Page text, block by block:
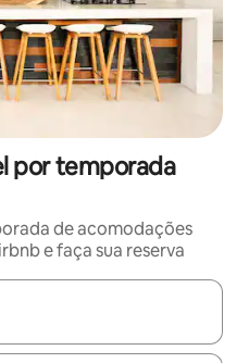
por temporada
de acomodações
e faça sua reserva
disponíveis, explore-os